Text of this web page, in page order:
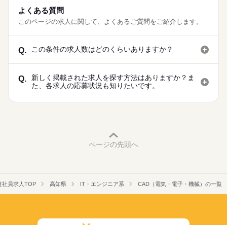
よくある質問
このページの求人に関して、よくあるご質問をご紹介します。
Q. この条件の求人数はどのくらいありますか？
Q.
新しく掲載された求人を探す方法はありますか？ま
た、各求人の応募状況も知りたいです。
ページの先頭へ
社員求人TOP 高知県 IT・エンジニア系 CAD（電気・電子・機械）の一覧